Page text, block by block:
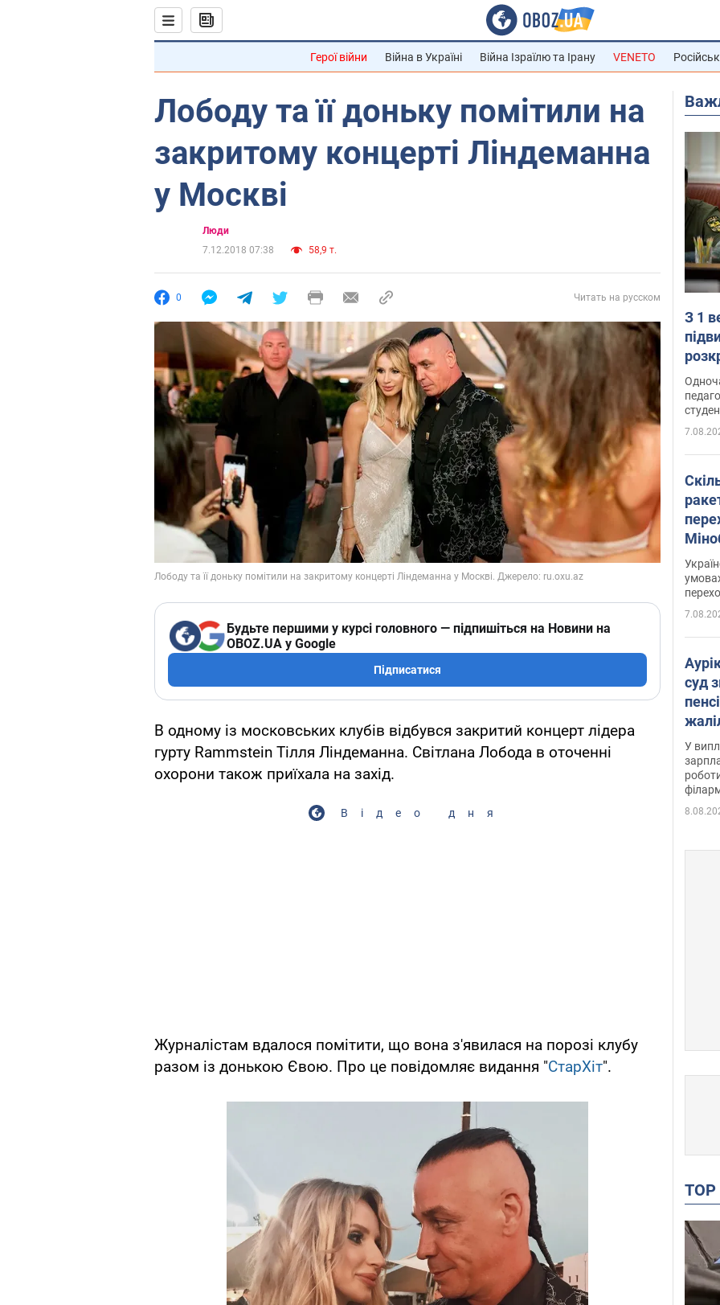
Герої війни Війна в Україні Війна Ізраїлю та Ірану VENETO
Лободу та її доньку помітили на
закритому концерті Ліндеманна
у Москві
Люди
7.12.2018 07:38
58,9 т.
0 Читать на русском
Будьте першими у курсі головного — підпишіться на Новини на
OBOZ.UA у Google
Підписатися
В одному із московських клубів відбувся закритий концерт лідера
гурту Rammstein Тілля Ліндеманна. Світлана Лобода в оточенні
охорони також приїхала на захід.
Відео дня
Журналістам вдалося помітити, що вона з'явилася на порозі клубу
разом із донькою Євою. Про це повідомляє видання "СтарХіт".
З 1
суд
У